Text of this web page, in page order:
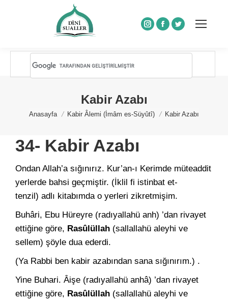
Instagram
Facebook
Twitter
Kabir Azabı
You are here:
Anasayfa Kabir Âlemi (İmâm es-Süyûtî) Kabir Azabı
34- Kabir Azabı
Ondan Allah’a sığınırız. Kur’an-ı Kerimde müteaddit
yerlerde bahsi geçmiştir. (İklil fi istinbat et-
tenzil) adlı kitabımda o yerleri zikretmişim.
Buhâri, Ebu Hüreyre (radıyallahü anh) ’dan rivayet
ettiğine gö­re, Rasûlüllah (sallallahü aleyhi ve
sellem) şöyle dua ederdi.
(Ya Rabbi ben kabir azabından sana sığınırım.) .
Yine Buhari. Âişe (radıyallahü anhâ) ’dan rivayet
ettiğine göre, Rasûlüllah (sallallahü aleyhi ve